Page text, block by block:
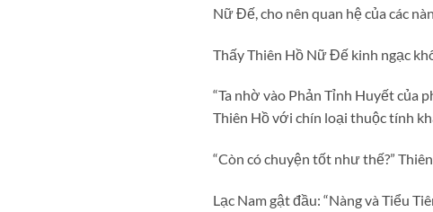
Nữ Đế, cho nên quan hệ của các
Thấy Thiên Hồ Nữ Đế kinh ngạc
“Ta nhờ vào Phản Tỉnh Huyết của
Thiên Hồ với chín loại thuộc tính
“Còn có chuyện tốt như thế?”
Lạc Nam gật đầu: “Nàng và Tiểu